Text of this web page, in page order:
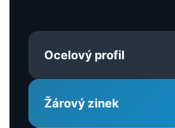
Ocelový profil
Žárový zinek